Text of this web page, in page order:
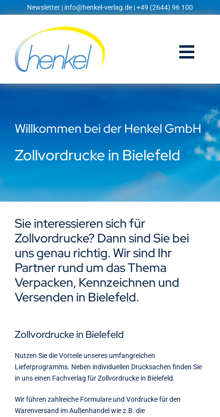
Inhalt
Newsletter | info@henkel-verlag.de | +49 (2644) 96 100
Startseite
Techniklexikon
Kontakt
Willkommen bei der Henkel GmbH
Zollvordrucke in Bielefeld
Sie interessieren sich für
Zollvordrucke? Dann sind Sie bei
uns genau richtig. Wir sind Ihr
Partner rund um das Thema
Verpacken, Kennzeichnen und
Versenden in Bielefeld.
Zollvordrucke in Bielefeld
Nutzen Sie die Vorteile unseres umfangreichen
Lieferprogramms. Neben individuellen Drucksachen finden Sie
in uns einen Fachverlag für Zollvordrucke in Bielefeld.
Wir führen zahlreiche Formulare und Vordrucke für den
Warenversand im Außenhandel wie z.B. die